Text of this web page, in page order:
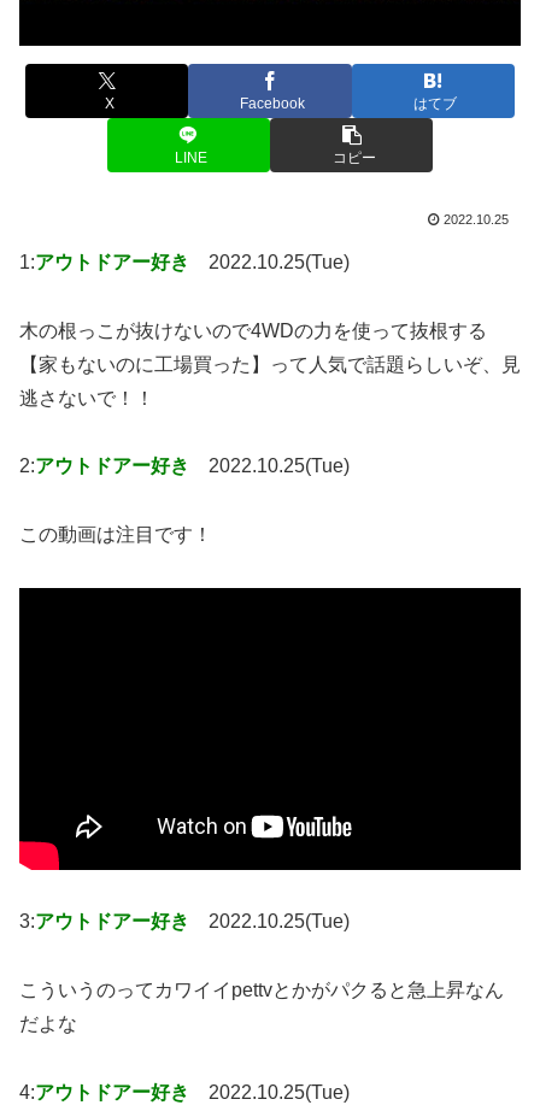
X Facebook はてブ
LINE コピー
2022.10.25
1:アウトドアー好き 2022.10.25(Tue)
木の根っこが抜けないので4WDの力を使って抜根する
【家もないのに工場買った】って人気で話題らしいぞ、見
逃さないで！！
2:アウトドアー好き 2022.10.25(Tue)
この動画は注目です！
3:アウトドアー好き 2022.10.25(Tue)
こういうのってカワイイpettvとかがパクると急上昇なん
だよな
4:アウトドアー好き 2022.10.25(Tue)